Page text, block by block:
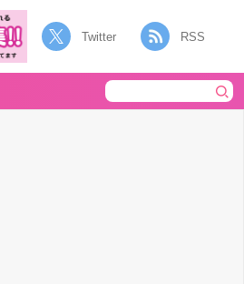
Twitter RSS